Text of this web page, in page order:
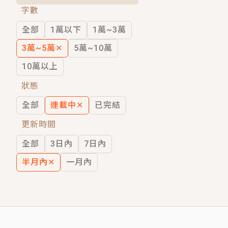
穿越｜《穿越遠古後成了野人娘子》你
字數
全部
1萬以下
1萬~3萬
3萬~5萬 ✕
5萬~10萬
10萬以上
狀態
全部
連載中 ✕
已完結
更新時間
全部
3日內
7日內
半月內 ✕ 一月內